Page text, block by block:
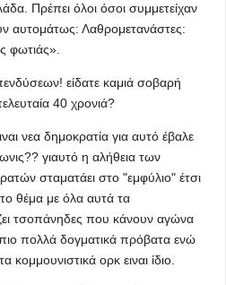
Πρέπει όλοι όσοι συμμετείχαν
αυτομάτως: Λαθρομετανάστες:
φωτιάς».
είδατε καμιά σοβαρή
40 χρονιά?
νεα δημοκρατία για αυτό έβαλε
γιαυτό η αλήθεια των
σταματάει στο "εμφύλιο" έτσι
θέμα με όλα αυτά τα
τσοπάνηδες που κάνουν αγώνα
πολλά δογματικά πρόβατα ενώ
κομμουνιστικά ορκ ειναι ίδιο.